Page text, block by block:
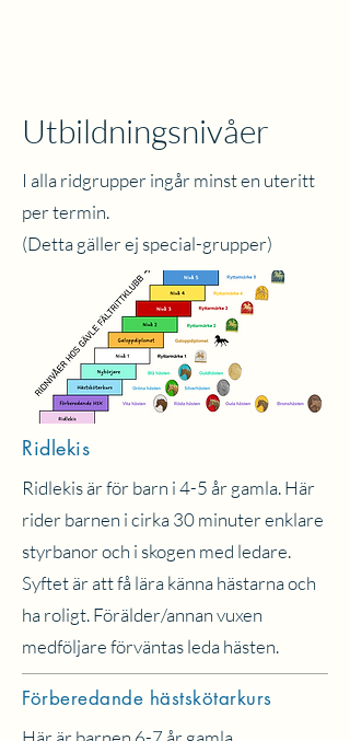
Utbildningsnivåer
I alla ridgrupper ingår minst en uteritt
per termin.
(Detta gäller ej special-grupper)
Ridlekis
Ridlekis är för barn i 4-5 år gamla. Här
rider barnen i cirka 30 minuter enklare
styrbanor och i skogen med ledare.
Syftet är att få lära känna hästarna och
ha roligt. Förälder/annan vuxen
medföljare förväntas leda hästen.
Förberedande hästskötarkurs